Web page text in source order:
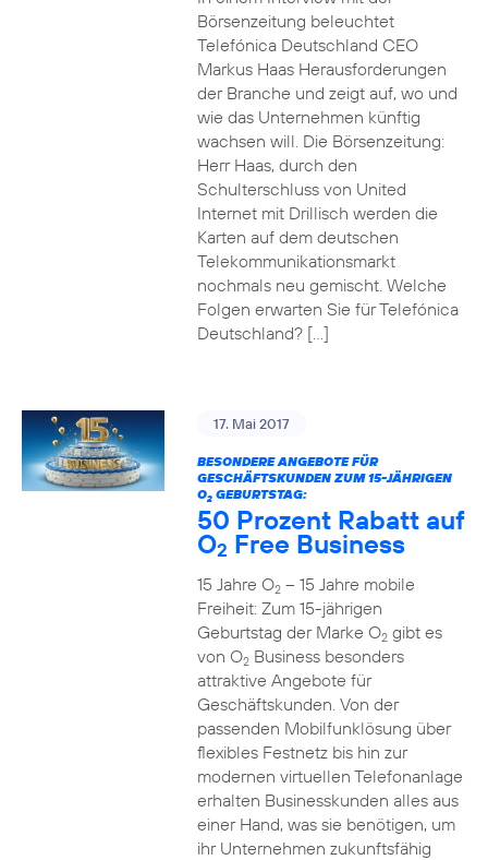
Börsenzeitung beleuchtet
Telefónica Deutschland CEO
Markus Haas Herausforderungen
der Branche und zeigt auf, wo und
wie das Unternehmen künftig
wachsen will. Die Börsenzeitung:
Herr Haas, durch den
Schulterschluss von United
Internet mit Drillisch werden die
Karten auf dem deutschen
Telekommunikationsmarkt
nochmals neu gemischt. Welche
Folgen erwarten Sie für Telefónica
Deutschland? […]
17. Mai 2017
BESONDERE ANGEBOTE FÜR
GESCHÄFTSKUNDEN ZUM 15-JÄHRIGEN
O2GEBURTSTAG:
50 Prozent Rabatt auf
O2 Free Business
15 Jahre O2– 15 Jahre mobile
Freiheit: Zum 15-jährigen
Geburtstag der Marke O2gibt es
von O2Business besonders
attraktive Angebote für
Geschäftskunden. Von der
passenden Mobilfunklösung über
flexibles Festnetz bis hin zur
modernen virtuellen Telefonanlage
erhalten Businesskunden alles aus
einer Hand, was sie benötigen, um
ihr Unternehmen zukunftsfähig